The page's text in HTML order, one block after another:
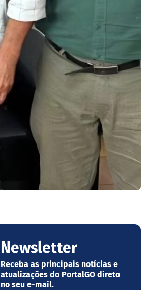
Newsletter
Receba as principais notícias e
atualizações do PortalGO direto
no seu e-mail.